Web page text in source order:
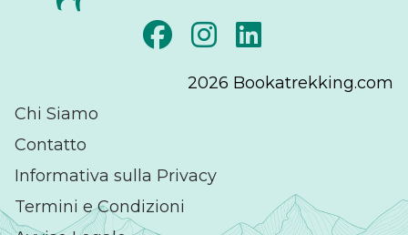
2026 Bookatrekking.com
Chi Siamo
Contatto
Informativa sulla Privacy
Termini e Condizioni